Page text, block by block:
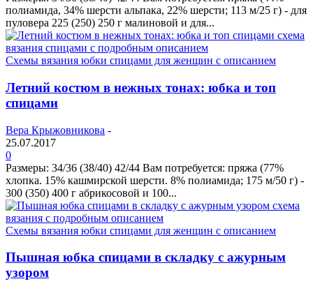
полиамида, 34% шерсти альпака, 22% шерсти; 113 м/25 г) - для
пуловера 225 (250) 250 г малиновой и для...
Схемы вязания юбки спицами для женщин с описанием
Летний костюм в нежных тонах: юбка и топ
спицами
Вера Крыжовникова -
25.07.2017
0
Размеры: 34/36 (38/40) 42/44 Вам потребуется: пряжа (77%
хлопка. 15% кашмирской шерсти. 8% полиамида; 175 м/50 г) -
300 (350) 400 г абрикосовой и 100...
Схемы вязания юбки спицами для женщин с описанием
Пышная юбка спицами в складку с ажурным
узором